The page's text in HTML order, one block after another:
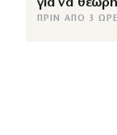
για να
ΠΡΙΝ ΑΠΌ 3